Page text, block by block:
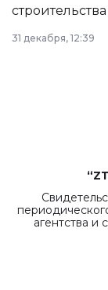
в Астане из
31 декабря, 12:39
агентства